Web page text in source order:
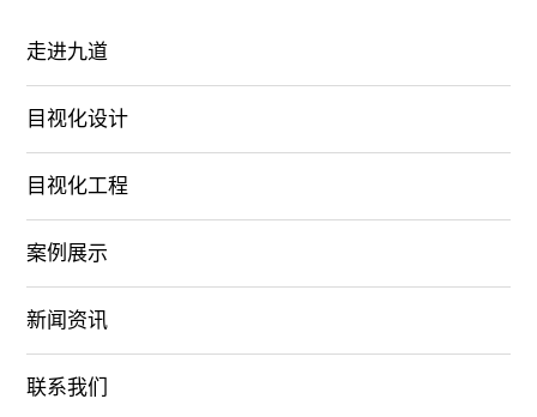
走进九道
目视化设计
目视化工程
案例展示
新闻资讯
联系我们